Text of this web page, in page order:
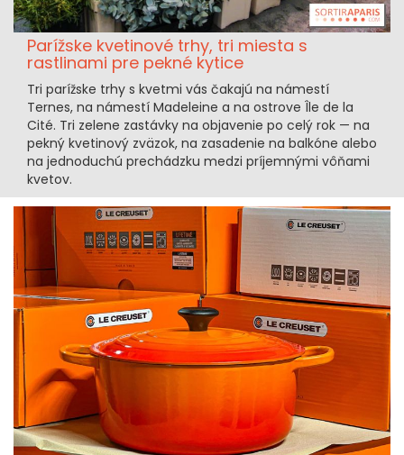
Parížske kvetinové trhy, tri miesta s
rastlinami pre pekné kytice
Tri parížske trhy s kvetmi vás čakajú na námestí
Ternes, na námestí Madeleine a na ostrove Île de la
Cité. Tri zelene zastávky na objavenie po celý rok — na
pekný kvetinový zväzok, na zasadenie na balkóne alebo
na jednoduchú prechádzku medzi príjemnými vôňami
kvetov.